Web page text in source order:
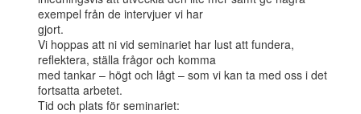
exempel från de intervjuer vi har
gjort.
Vi hoppas att ni vid seminariet har lust att fundera,
reflektera, ställa frågor och komma
med tankar – högt och lågt – som vi kan ta med oss i det
fortsatta arbetet.
Tid och plats för seminariet: